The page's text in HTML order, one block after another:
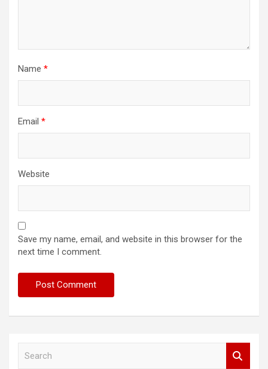
Name *
Email *
Website
Save my name, email, and website in this browser for the
next time I comment.